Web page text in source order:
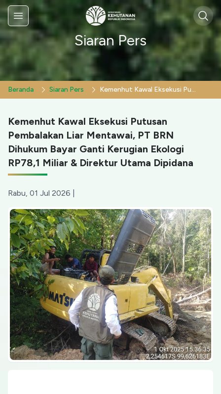
Menu
Siaran Pers
Beranda Siaran Pers Kemenhut Kawal Eksekusi Putusan Pembalakan Liar Mentawai, PT BRN Dihukum Bayar Ganti Kerugian Ekologi RP78,1 Miliar & Direktur Utama Dipidana
Kemenhut Kawal Eksekusi Putusan
Pembalakan Liar Mentawai, PT BRN
Dihukum Bayar Ganti Kerugian Ekologi
RP78,1 Miliar & Direktur Utama Dipidana
Rabu, 01 Jul 2026